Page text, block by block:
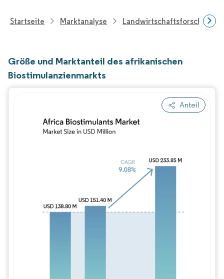
Startseite Marktanalyse Landwirtschaftsforschung
Größe und Marktanteil des afrikanischen
Biostimulanzienmarkts
Anteil